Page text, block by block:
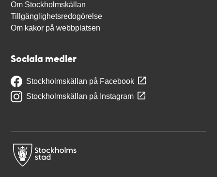
Om Stockholmskällan
Tillgänglighetsredogörelse
Om kakor på webbplatsen
Sociala medier
Stockholmskällan på Facebook
Stockholmskällan på Instagram